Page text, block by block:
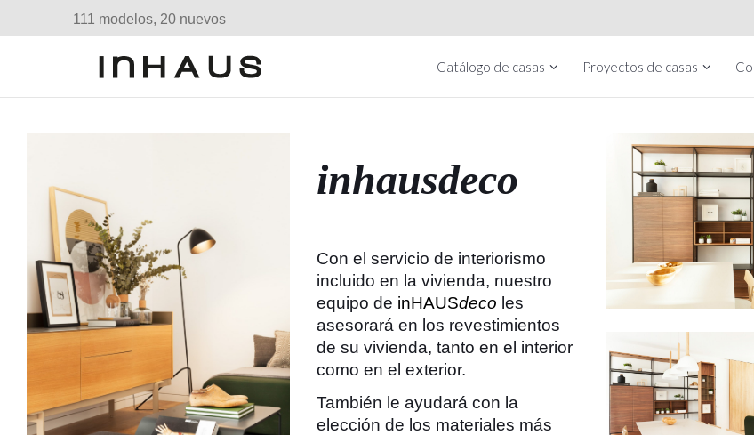
111 modelos, 20 nuevos
Catálogo de casas Proyectos de casas
inhausdeco
Con el servicio de interiorismo
incluido en la vivienda, nuestro
equipo de inHAUSdeco les
asesorará en los revestimientos
de su vivienda, tanto en el interior
como en el exterior.
También le ayudará con la
elección de los materiales más